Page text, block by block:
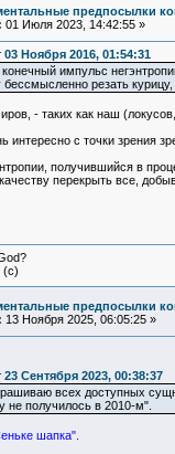
предпосылки
01 Июля 2023, 14:42:55 »
03 Ноября 2016, 01:54:31
импульс
бессмысленно резать
- таких как наш
интересно с точки зрения
получившийся в
перекрыть все,
(c)
предпосылки
13 Ноября 2025, 06:05:25 »
Сентября 2023, 00:38:37
всех доступных
не получилось в 2010-м".
шапка".